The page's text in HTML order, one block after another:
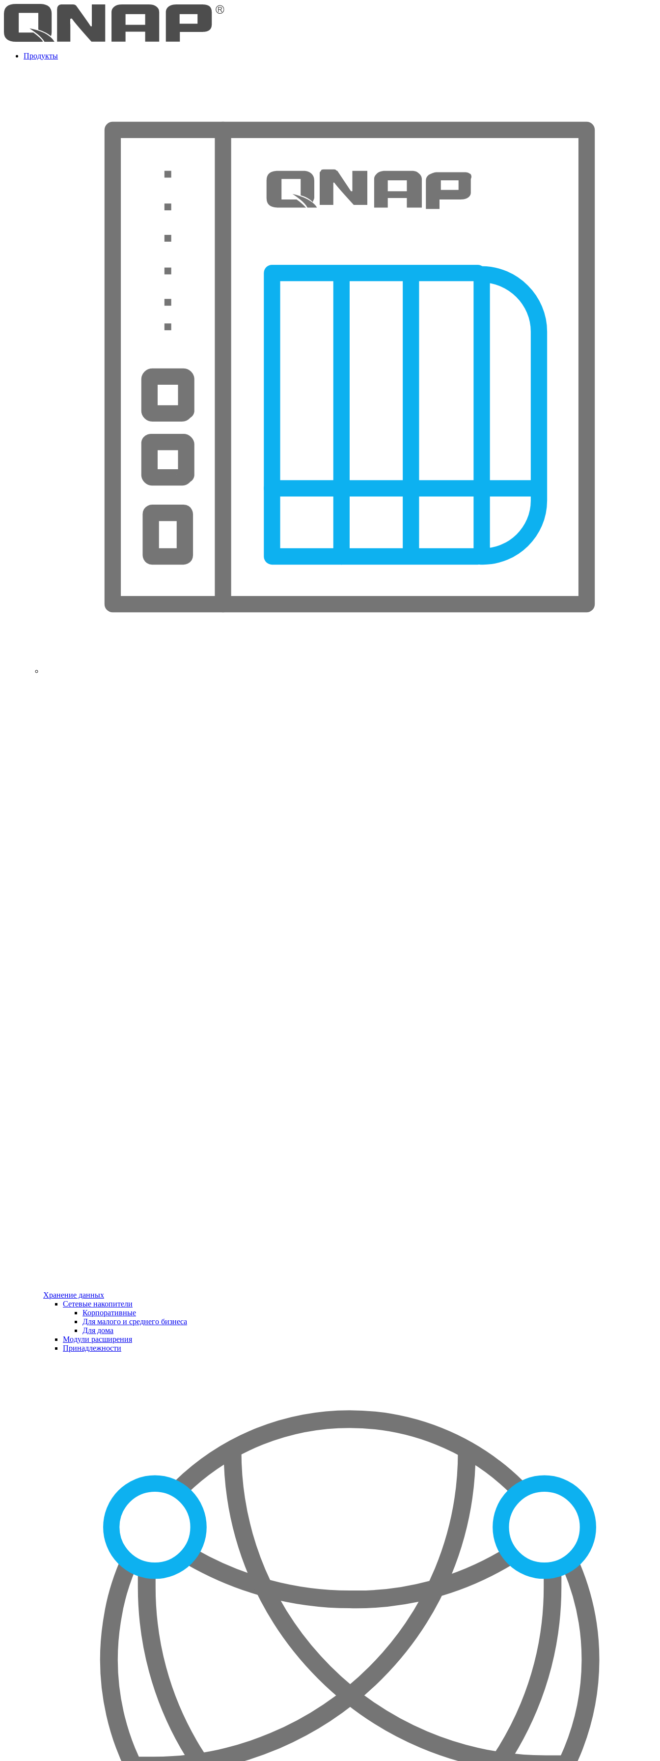
Продукты
Хранение данных
Сетевые накопители
Корпоративные
Для малого и среднего бизнеса
Для дома
Модули расширения
Принадлежности